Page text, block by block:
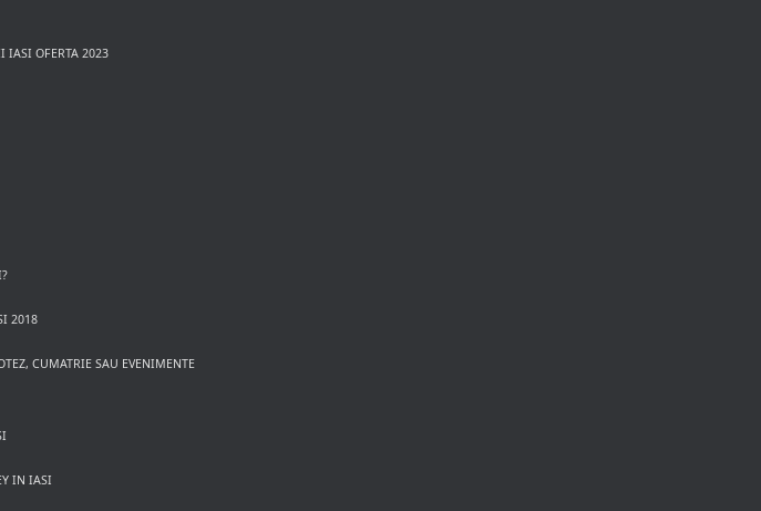
IASI OFERTA 2023
2018
CUMATRIE SAU EVENIMENTE
IN IASI